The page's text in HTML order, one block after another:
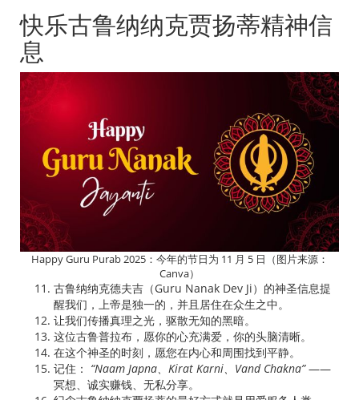
快乐古鲁纳纳克贾扬蒂精神信
息
Happy Guru Purab 2025：今年的节日为 11 月 5 日（图片来源：
Canva）
古鲁纳纳克德夫吉（Guru Nanak Dev Ji）的神圣信息提
醒我们，上帝是独一的，并且居住在众生之中。
让我们传播真理之光，驱散无知的黑暗。
这位古鲁普拉布，愿你的心充满爱，你的头脑清晰。
在这个神圣的时刻，愿您在内心和周围找到平静。
记住： “Naam Japna、Kirat Karni、Vand Chakna”——
冥想、诚实赚钱、无私分享。